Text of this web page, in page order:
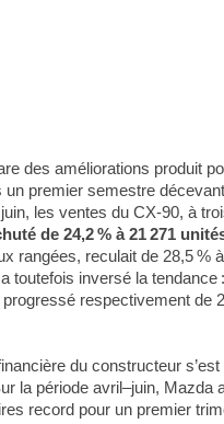
des améliorations produit
un premier semestre
les ventes du CX-90, à
de 24,2 % à 21 271
rangées, reculait de 28,5 %
toutefois inversé la tendance
respectivement de
du constructeur
la période avril–juin, Mazda
record pour un premier